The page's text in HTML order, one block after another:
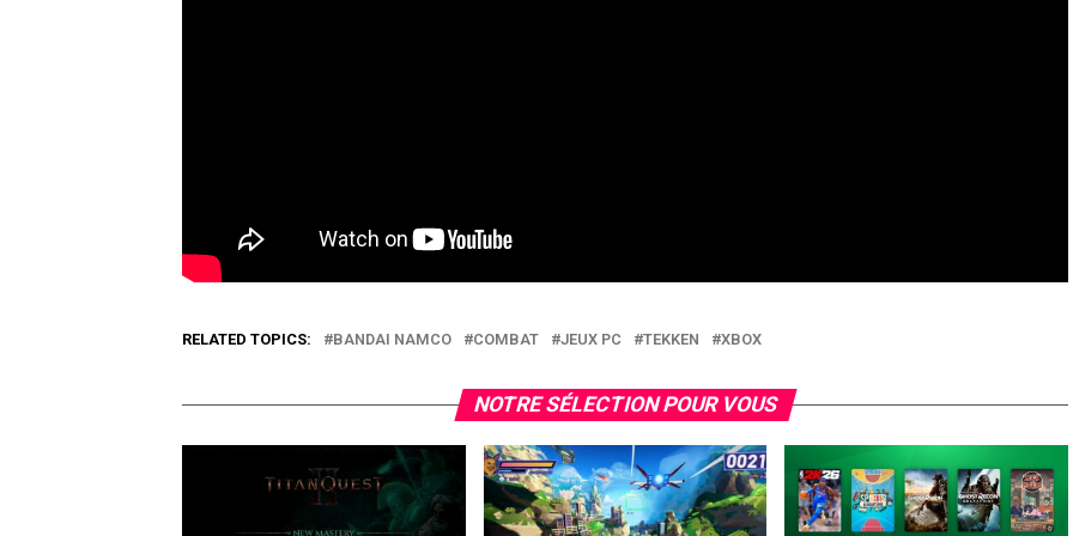
RELATED TOPICS: BANDAI NAMCO COMBAT JEUX PC TEKKEN XBOX
NOTRE SÉLECTION POUR VOUS